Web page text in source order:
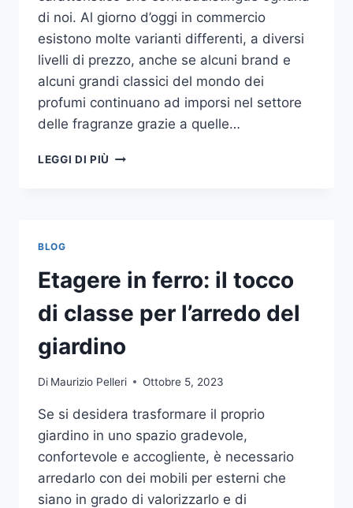
di noi. Al giorno d’oggi in commercio
esistono molte varianti differenti, a diversi
livelli di prezzo, anche se alcuni brand e
alcuni grandi classici del mondo dei
profumi continuano ad imporsi nel settore
delle fragranze grazie a quelle…
LEGGI DI PIÙ
BLOG
Etagere in ferro: il tocco
di classe per l’arredo del
giardino
Di Maurizio Pelleri Ottobre 5, 2023
Se si desidera trasformare il proprio
giardino in uno spazio gradevole,
confortevole e accogliente, è necessario
arredarlo con dei mobili per esterni che
siano in grado di valorizzarlo e di